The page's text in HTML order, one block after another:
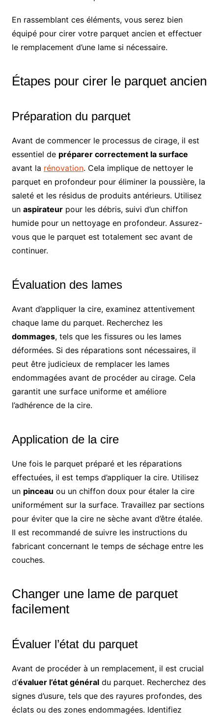
En rassemblant ces éléments, vous serez bien
équipé pour cirer votre parquet ancien et effectuer
le remplacement d’une lame si nécessaire.
Étapes pour cirer le parquet ancien
Préparation du parquet
Avant de commencer le processus de cirage, il est
essentiel de préparer correctement la surface
avant la rénovation. Cela implique de nettoyer le
parquet en profondeur pour éliminer la poussière, la
saleté et les résidus de produits antérieurs. Utilisez
un aspirateurpour les débris, suivi d’un chiffon
humide pour un nettoyage en profondeur. Assurez-
vous que le parquet est totalement sec avant de
continuer.
Évaluation des lames
Avant d’appliquer la cire, examinez attentivement
chaque lame du parquet. Recherchez les
dommages, tels que les fissures ou les lames
déformées. Si des réparations sont nécessaires, il
peut être judicieux de remplacer les lames
endommagées avant de procéder au cirage. Cela
garantit une surface uniforme et améliore
l’adhérence de la cire.
Application de la cire
Une fois le parquet préparé et les réparations
effectuées, il est temps d’appliquer la cire. Utilisez
un pinceau ou un chiffon doux pour étaler la cire
uniformément sur la surface. Travaillez par sections
pour éviter que la cire ne sèche avant d’être étalée.
Il est recommandé de suivre les instructions du
fabricant concernant le temps de séchage entre les
couches.
Changer une lame de parquet
facilement
Évaluer l’état du parquet
Avant de procéder à un remplacement, il est crucial
d’évaluer l’état généraldu parquet. Recherchez des
signes d’usure, tels que des rayures profondes, des
éclats ou des zones endommagées. Identifiez